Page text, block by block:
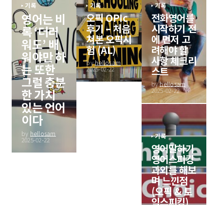
기록
영어는 비
록 ‘더러
워도’ 배
워야만 하
는 또한
그럴 충분
한 가치
있는 언어
이다
by hellosam
2025-02-22
기록
오픽 OPIc
후기 – 처음
쳐본 오픽시
험 (AL)
byhellosam
2025-02-22
기록
전화영어를
시작하기 전
에 먼저 고
려해야 할
사항 체크리
스트
byhellosam
2025-02-22
기록
영어말하기
영어스피킹
과외를 해보
며 느낀점
(오픽 & 토
익스피킹)